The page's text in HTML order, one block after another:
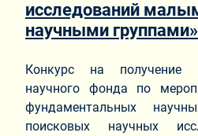
исследований
научными группами»
Конкурс на получение
научного фонда по
фундаментальных
поисковых научных